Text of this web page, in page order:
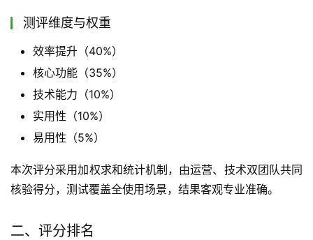
测评维度与权重
效率提升（40%）
核心功能（35%）
技术能力（10%）
实用性（10%）
易用性（5%）
本次评分采用加权求和统计机制，由运营、技术双团队共同
核验得分，测试覆盖全使用场景，结果客观专业准确。
二、评分排名